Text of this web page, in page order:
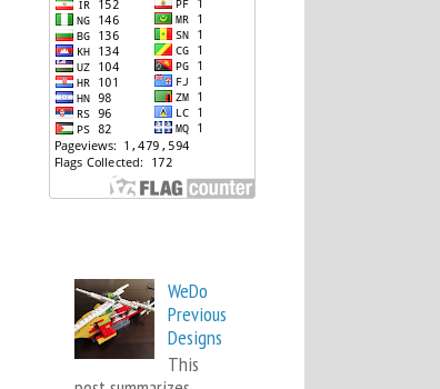
WeDo
Previous
Designs
This